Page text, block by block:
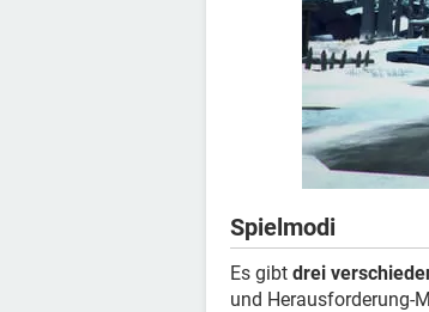
Spielmodi
Es gibt drei
und Herausforderung-